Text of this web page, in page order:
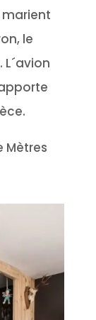
marient
le
Mètres